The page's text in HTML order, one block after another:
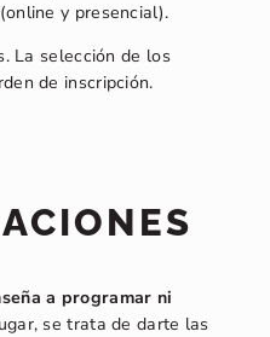
y presencial).
La selección de los
de inscripción.
a programar ni
se trata de darte las